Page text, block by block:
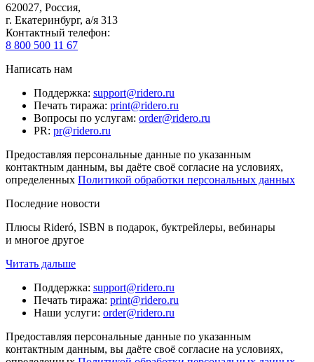
620027, Россия,
г. Екатеринбург, а/я 313
Контактный телефон:
8 800 500 11 67
Написать нам
Поддержка: support@ridero.ru
Печать тиража: print@ridero.ru
Вопросы по услугам: order@ridero.ru
PR: pr@ridero.ru
Предоставляя персональные данные по указанным
контактным данным, вы даёте своё согласие на условиях,
определенных Политикой обработки персональных данных
Последние новости
Плюсы Rideró, ISBN в подарок, буктрейлеры, вебинары
и многое другое
Читать дальше
Поддержка: support@ridero.ru
Печать тиража: print@ridero.ru
Наши услуги: order@ridero.ru
Предоставляя персональные данные по указанным
контактным данным, вы даёте своё согласие на условиях,